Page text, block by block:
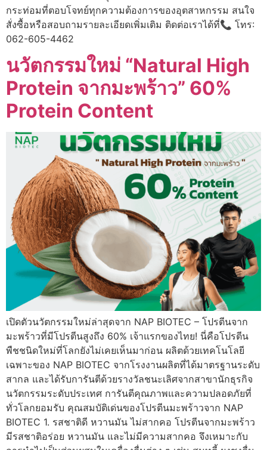
กระท่อมที่ตอบโจทย์ทุกความต้องการของอุตสาหกรรม สนใจ
สั่งซื้อหรือสอบถามรายละเอียดเพิ่มเติม ติดต่อเราได้ที่📞 โทร:
062-605-4462
นวัตกรรมใหม่ “Natural High
Protein จากมะพร้าว” 60%
Protein Content
เปิดตัวนวัตกรรมใหม่ล่าสุดจาก NAP BIOTEC – โปรตีนจาก
มะพร้าวที่มีโปรตีนสูงถึง 60% เจ้าแรกของไทย! นี่คือโปรตีน
พืชชนิดใหม่ที่โลกยังไม่เคยเห็นมาก่อน ผลิตด้วยเทคโนโลยี
เฉพาะของ NAP BIOTEC จากโรงงานผลิตที่ได้มาตรฐานระดับ
สากล และได้รับการันตีด้วยรางวัลชนะเลิศจากสาขานักธุรกิจ
นวัตกรรมระดับประเทศ การันตีคุณภาพและความปลอดภัยที่
ทั่วโลกยอมรับ คุณสมบัติเด่นของโปรตีนมะพร้าวจาก NAP
BIOTEC 1. รสชาติดี หวานมัน ไม่สากคอ โปรตีนจากมะพร้าว
มีรสชาติอร่อย หวานมัน และไม่มีความสากคอ จึงเหมาะกับ